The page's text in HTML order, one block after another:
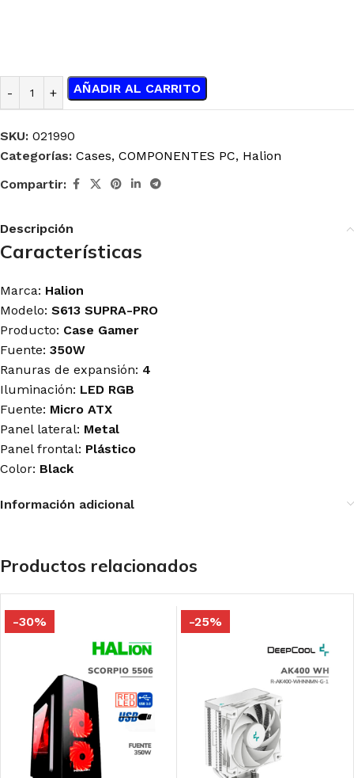
AÑADIR AL CARRITO
SKU: 021990
Categorías: Cases, COMPONENTES PC, Halion
Compartir:
Descripción
Características
Marca: Halion
Modelo: S613 SUPRA-PRO
Producto: Case Gamer
Fuente: 350W
Ranuras de expansión: 4
Iluminación: LED RGB
Fuente: Micro ATX
Panel lateral: Metal
Panel frontal: Plástico
Color: Black
Información adicional
Productos relacionados
-30% -25%